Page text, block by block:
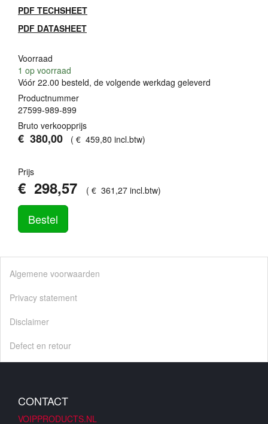
PDF TECHSHEET
PDF DATASHEET
Voorraad
1 op voorraad
Vóór 22.00 besteld, de volgende werkdag geleverd
Productnummer
27599-989-899
Bruto verkoopprijs
€ 380,00 ( € 459,80 incl.btw)
Prijs
€ 298,57 ( € 361 ,27 incl.btw)
Bestel
Algemene voorwaarden
Privacy statement
Disclaimer
Defect en retour
CONTACT
VOIPPRODUCTS.NL